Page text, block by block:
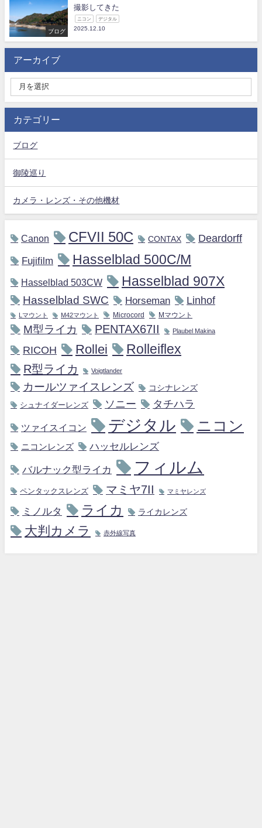
ブログ
撮影してきた
ニコン デジタル
2025.12.10
アーカイブ
カテゴリー
ブログ
御陵巡り
カメラ・レンズ・その他機材
Canon CFVII 50C CONTAX Deardorff
Fujifilm Hasselblad 500C/M
Hasselblad 503CW Hasselblad 907X
Hasselblad SWC Horseman Linhof
Lマウント M42マウント Microcord Mマウント
M型ライカ PENTAX67II Plaubel Makina
RICOH Rollei Rolleiflex
R型ライカ Voigtlander
カールツァイスレンズ コシナレンズ
シュナイダーレンズ ソニー タチハラ
ツァイスイコン デジタル ニコン
ニコンレンズ ハッセルレンズ
バルナック型ライカ フィルム
ペンタックスレンズ マミヤ7II マミヤレンズ
ミノルタ ライカ ライカレンズ
大判カメラ 赤外線写真